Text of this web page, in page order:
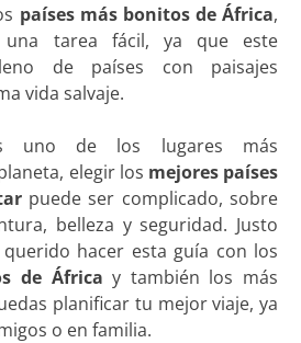
países más bonitos de África,
tarea fácil, ya que este
de países con paisajes
vida salvaje.
uno de los lugares más
elegir los mejores países
puede ser complicado, sobre
belleza y seguridad. Justo
hacer esta guía con los
de África y también los más
planificar tu mejor viaje, ya
o en familia.